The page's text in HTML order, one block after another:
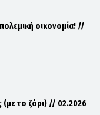
οικονομία! //
(με το ζόρι) // 02.2026